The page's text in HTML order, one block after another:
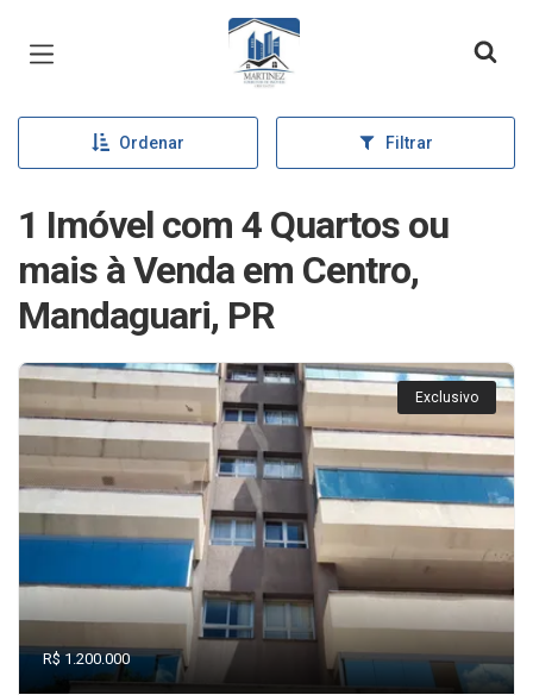
Página inicial
Ordenar Filtrar
1 Imóvel com 4 Quartos ou
mais à Venda em Centro,
Mandaguari, PR
Exclusivo
R$ 1.200.000